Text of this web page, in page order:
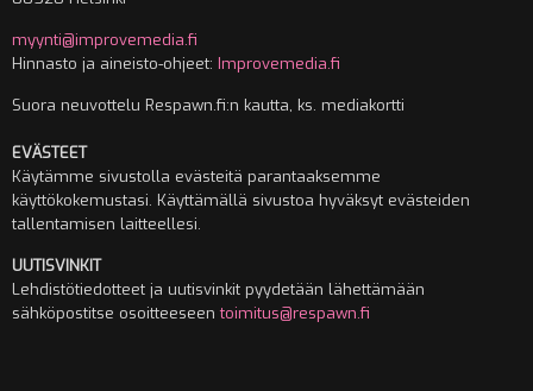
myynti@improvemedia.fi
Hinnasto ja aineisto-ohjeet: Improvemedia.fi
Suora neuvottelu Respawn.fi:n kautta, ks. mediakortti
EVÄSTEET
Käytämme sivustolla evästeitä parantaaksemme
käyttökokemustasi. Käyttämällä sivustoa hyväksyt evästeiden
tallentamisen laitteellesi.
UUTISVINKIT
Lehdistötiedotteet ja uutisvinkit pyydetään lähettämään
sähköpostitse osoitteeseentoimitus@respawn.fi